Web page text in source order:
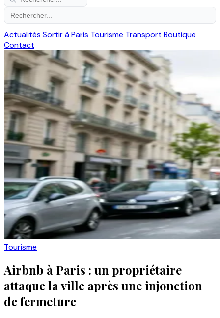
Actualités Sortir à Paris Tourisme Transport Boutique
Contact
Tourisme
Airbnb à Paris : un propriétaire
attaque la ville après une injonction
de fermeture